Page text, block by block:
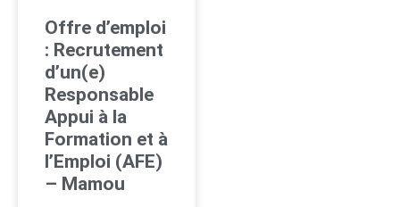
Offre d’emploi
: Recrutement
d’un(e)
Responsable
Appui à la
Formation et à
l’Emploi (AFE)
– Mamou